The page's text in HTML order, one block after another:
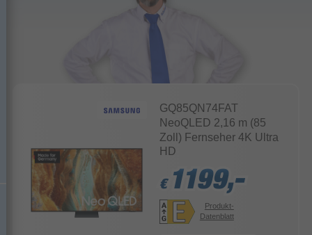
GQ85QN74FAT
NeoQLED 2,16 m (85
Zoll) Fernseher 4K Ultra
HD
€ 1199,-
€ 1199,-
€ 1199,-
Produkt-
Datenblatt